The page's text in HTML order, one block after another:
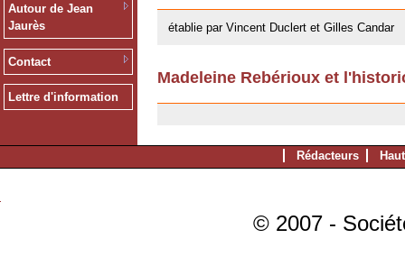
Autour de Jean
Jaurès
Contact
Lettre d'information
établie par Vincent Duclert et Gilles Candar
Madeleine Rebérioux et
Rédacteurs
© 2007 -